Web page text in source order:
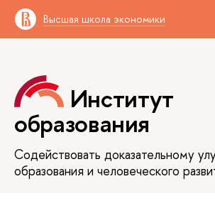
Высшая школа экономики
Институт
образования
Содействовать доказательному
образования и человеческого